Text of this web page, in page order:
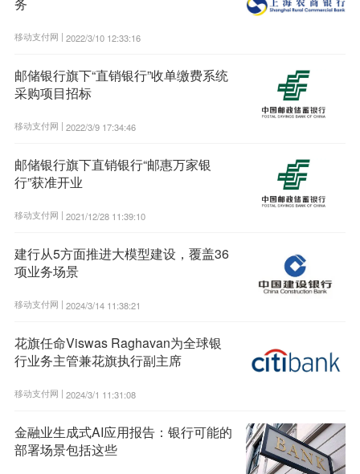
移动支付网 | 2022/3/10 12:33:16
邮储银行旗下“直销银行”收单缴费系统
采购项目招标
移动支付网 | 2022/3/9 17:34:46
邮储银行旗下直销银行“邮惠万家银
行”获准开业
移动支付网 | 2021/12/28 11:39:10
建行从5方面推进大模型建设，覆盖36
项业务场景
移动支付网 | 2024/3/14 11:38:21
花旗任命Viswas Raghavan为全球银
行业务主管兼花旗执行副主席
移动支付网 | 2024/3/1 11:31:08
金融业生成式AI应用报告：银行可能的
部署场景包括这些